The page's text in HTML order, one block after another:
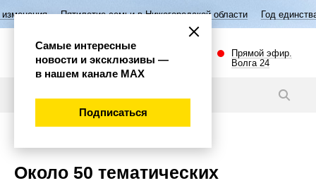
Пятилетие семьи в Нижегородской области Год единства народов
Прямой эфир.
Волга 24
Около 50 тематических
Самые интересные
новости и эксклюзивы —
в нашем канале МАХ
Подписаться